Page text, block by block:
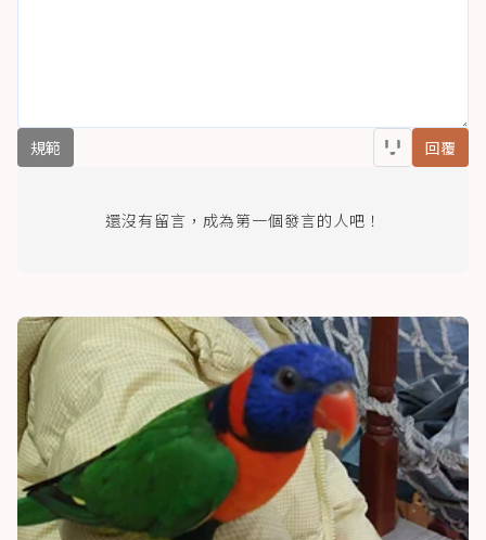
規範 回覆
還沒有留言，成為第一個發言的人吧！